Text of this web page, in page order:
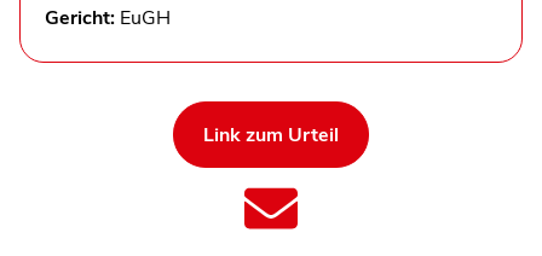
Gericht: EuGH
Link zum Urteil